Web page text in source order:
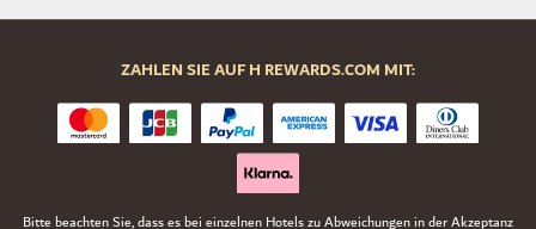
ZAHLEN SIE AUF H REWARDS.COM MIT:
Bitte beachten Sie, dass es bei einzelnen Hotels zu Abweichungen in der Akzeptanz